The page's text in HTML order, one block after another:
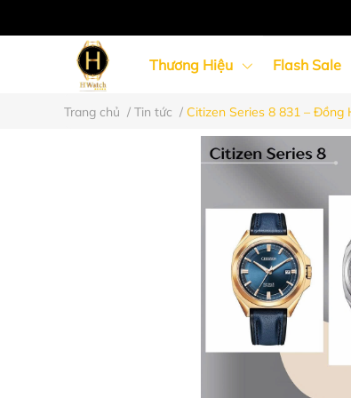
Thương Hiệu Flash Sale
Đồng Hồ
Trang chủ / Tin tức / Citizen Series 8 831 –